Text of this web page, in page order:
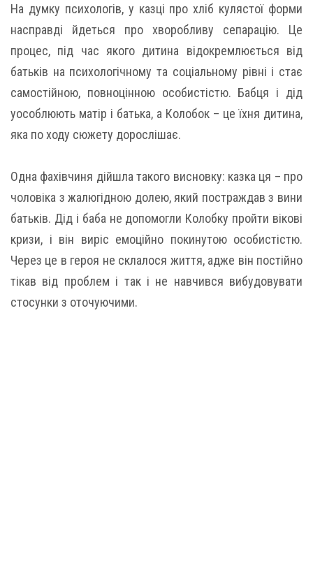
На думку психологів, у казці про хліб кулястої форми
насправді йдеться про хворобливу сепарацію. Це
процес, під час якого дитина відокремлюється від
батьків на психологічному та соціальному рівні і стає
самостійною, повноцінною особистістю. Бабця і дід
уособлюють матір і батька, а Колобок – це їхня дитина,
яка по ходу сюжету дорослішає.
Одна фахівчиня дійшла такого висновку: казка ця – про
чоловіка з жалюгідною долею, який постраждав з вини
батьків. Дід і баба не допомогли Колобку пройти вікові
кризи, і він виріс емоційно покинутою особистістю.
Через це в героя не склалося життя, адже він постійно
тікав від проблем і так і не навчився вибудовувати
стосунки з оточуючими.